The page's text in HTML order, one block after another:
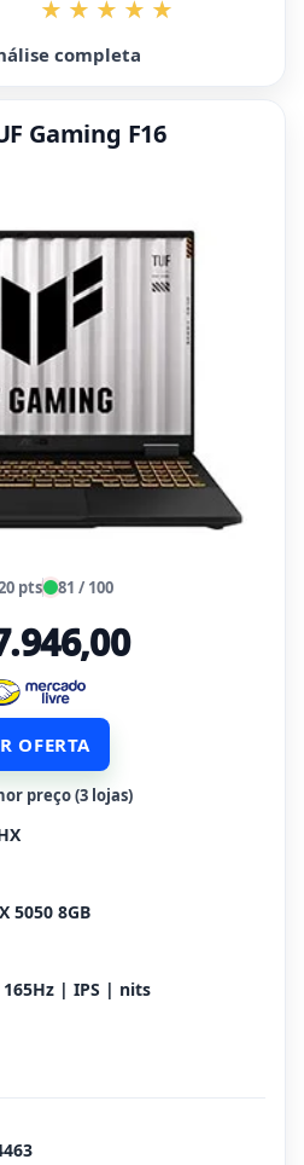
completa
Gaming F16
pts 81 / 100
OFERTA
preço (3 lojas)
5050 8GB
| IPS | nits